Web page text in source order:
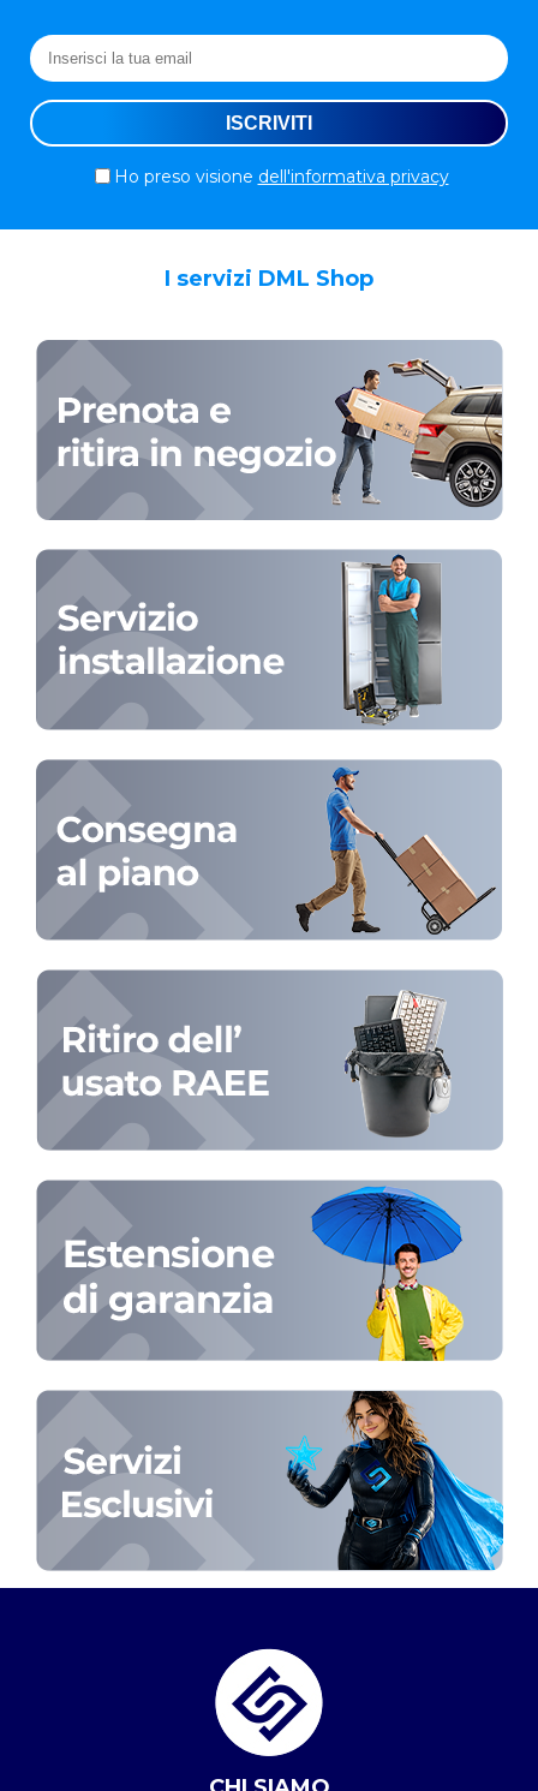
Ho preso visione dell'informativa privacy
I servizi DML Shop